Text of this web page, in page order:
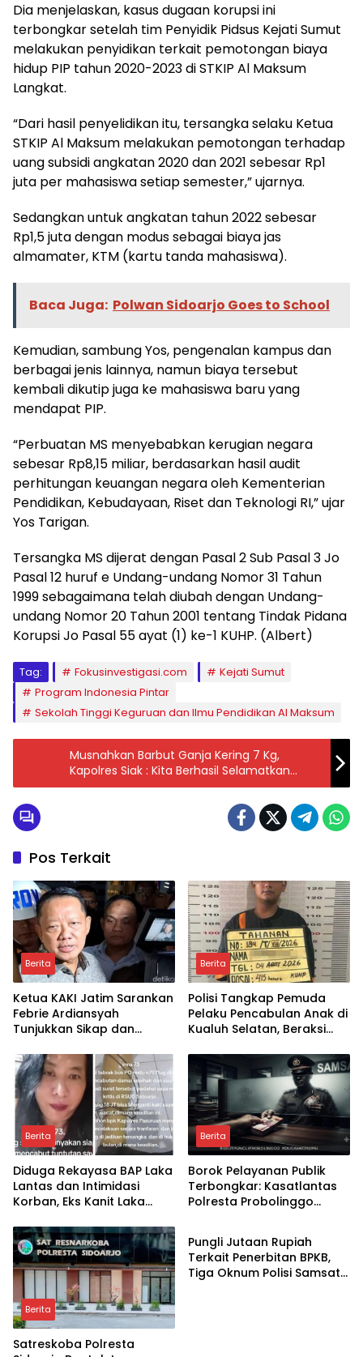
Dia menjelaskan, kasus dugaan korupsi ini
terbongkar setelah tim Penyidik Pidsus Kejati Sumut
melakukan penyidikan terkait pemotongan biaya
hidup PIP tahun 2020-2023 di STKIP Al Maksum
Langkat.
“Dari hasil penyelidikan itu, tersangka selaku Ketua
STKIP Al Maksum melakukan pemotongan terhadap
uang subsidi angkatan 2020 dan 2021 sebesar Rp1
juta per mahasiswa setiap semester,” ujarnya.
Sedangkan untuk angkatan tahun 2022 sebesar
Rp1,5 juta dengan modus sebagai biaya jas
almamater, KTM (kartu tanda mahasiswa).
Baca Juga: Polwan Sidoarjo Goes to School
Kemudian, sambung Yos, pengenalan kampus dan
berbagai jenis lainnya, namun biaya tersebut
kembali dikutip juga ke mahasiswa baru yang
mendapat PIP.
“Perbuatan MS menyebabkan kerugian negara
sebesar Rp8,15 miliar, berdasarkan hasil audit
perhitungan keuangan negara oleh Kementerian
Pendidikan, Kebudayaan, Riset dan Teknologi RI,” ujar
Yos Tarigan.
Tersangka MS dijerat dengan Pasal 2 Sub Pasal 3 Jo
Pasal 12 huruf e Undang-undang Nomor 31 Tahun
1999 sebagaimana telah diubah dengan Undang-
undang Nomor 20 Tahun 2001 tentang Tindak Pidana
Korupsi Jo Pasal 55 ayat (1) ke-1 KUHP. (Albert)
Tag: Fokusinvestigasi.com
Kejati Sumut
Program Indonesia Pintar
Sekolah Tinggi Keguruan dan Ilmu Pendidikan Al Maksum
Musnahkan Barbut Ganja Kering 7 Kg,
Kapolres Siak : Kita Berhasil Selamatkan
14000 Orang
Pos Terkait
Berita
Ketua KAKI Jatim Sarankan
Febrie Ardiansyah
Tunjukkan Sikap dan
Bukan Ajukan Praperadilan
Berita
Polisi Tangkap Pemuda
Pelaku Pencabulan Anak di
Kualuh Selatan, Beraksi
ke Teman Korban
Berita
Diduga Rekayasa BAP Laka
Lantas dan Intimidasi
Korban, Eks Kanit Laka
Dilaporkan ke Propam
Polda Jatim
Berita
Borok Pelayanan Publik
Terbongkar: Kasatlantas
Polresta Probolinggo
Berita
Satreskoba Polresta
Berita
Pungli Jutaan Rupiah
Terkait Penerbitan BPKB,
Tiga Oknum Polisi Samsat